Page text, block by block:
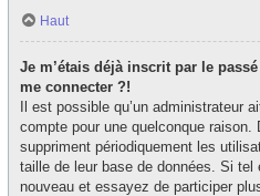
Haut
Je m’étais déjà inscrit par le
me connecter ?!
Il est possible qu’un administrateur
compte pour une quelconque raison.
suppriment périodiquement les
taille de leur base de données. Si
nouveau et essayez de participer